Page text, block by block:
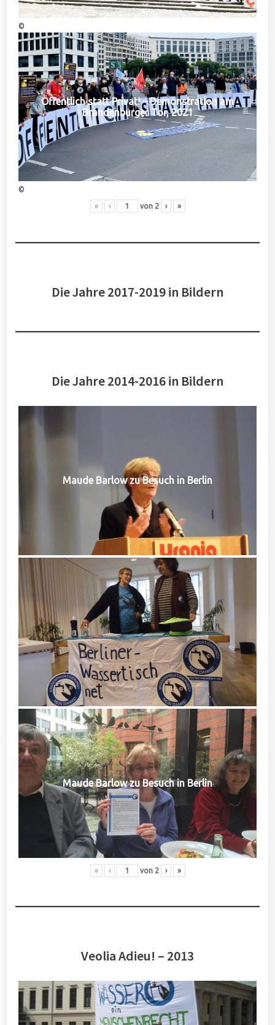
©
Öffentlich statt Privat! – Demonstration am
Brandenburger Tor, 2021
©
« ‹ von 2 › »
Die Jahre 2017-2019 in Bildern
Die Jahre 2014-2016 in Bildern
Maude Barlow zu Besuch in Berlin
Maude Barlow zu Besuch in Berlin
« ‹ von 2 › »
Veolia Adieu! – 2013